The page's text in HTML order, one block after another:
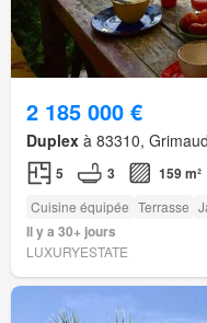
2 185 000 €
Duplex à 83310,
5 3 159 m²
Cuisine équipée Terrasse
Il y a 30+ jours
LUXURYESTATE